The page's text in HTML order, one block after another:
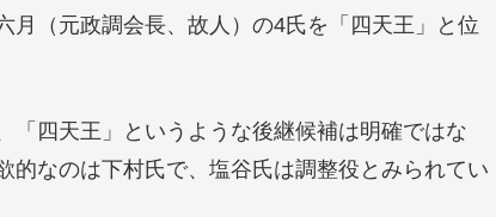
（元政調会長、故人）の4氏を「四天王」と位
「四天王」というような後継候補は明確ではな
的なのは下村氏で、塩谷氏は調整役とみられてい